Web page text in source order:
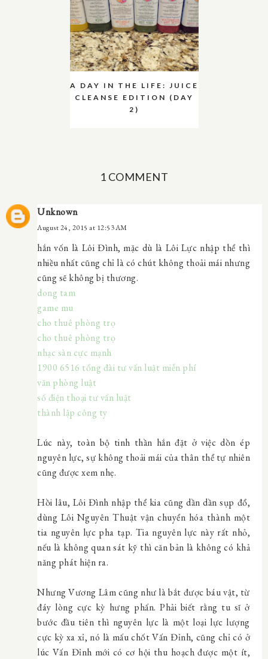
A DAY IN THE LIFE: JUICE
CLEANSE EDITION (DAY
2)
1 COMMENT
Unknown
August 24, 2015 at 12:53 AM
hắn vốn là Lôi Đình, mặc dù là Lôi Lực nhập thể thì
nhiều nhất cũng chỉ là có chút không thoải mái nhưng
cũng sẽ không bị thương.
dong tam
game mu
cho thuê phòng trọ
cho thuê phòng trọ
nhạc sàn cực mạnh
1900 6516 tổng đài tư vấn luật miễn phí
văn phòng luật
số điện thoại tư vấn luật
thành lập công ty
Lúc này, toàn bộ tinh thần hắn đặt ở việc dồn ép
nguyên lực, sự không thoải mái của thân thể tự nhiên
cũng được xem nhẹ.
Hồi lâu, Lôi Đình nhập thể kia cũng dần dần sụp đổ,
dùng Lôi Nguyên Thuật vận chuyển hóa thành một
tia nguyên lực pha tạp. Tia nguyên lực này rất nhỏ,
nếu là không quan sát kỹ thì căn bản là không có khả
năng phát hiện ra.
Nhưng Vương Lâm cũng như là bắt được báu vật, từ
đáy lòng cực kỳ hưng phấn. Phải biết rằng tu sĩ ở
bước đầu tiên thì nguyên lực là một loại lực lượng
cực kỳ xa xỉ, nó là mấu chốt Vấn Đỉnh, cũng chỉ có ở
lúc Vấn Đỉnh mới có cơ hội thu hoạch được một ít,